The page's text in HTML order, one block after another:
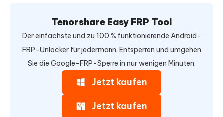
Tenorshare Easy FRP Tool
Der einfachste und zu 100 % funktionierende Android-
FRP-Unlocker für jedermann. Entsperren und umgehen
Sie die Google-FRP-Sperre in nur wenigen Minuten.
Jetzt kaufen
Jetzt kaufen